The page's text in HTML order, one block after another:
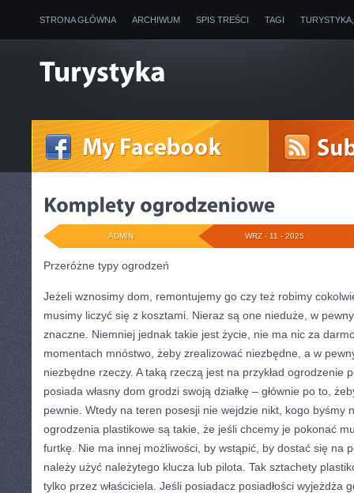
STRONA GŁÓWNA ARCHIWUM SPIS TREŚCI TAGI
WRZ - 11 - 2025
ADMIN
Przeróżne typy ogrodzeń
Jeżeli wznosimy dom, remontujemy go czy też robimy
musimy liczyć się z kosztami. Nieraz są one nieduże, w
znaczne. Niemniej jednak takie jest życie, nie ma nic za
momentach mnóstwo, żeby zrealizować niezbędne, a w
niezbędne rzeczy. A taką rzeczą jest na przykład ogrodzenie
posiada własny dom grodzi swoją działkę – głównie po to,
pewnie. Wtedy na teren posesji nie wejdzie nikt, kogo byśmy
ogrodzenia plastikowe są takie, że jeśli chcemy je pokonać
furtkę. Nie ma innej możliwości, by wstąpić, by dostać się na
należy użyć należytego klucza lub pilota. Tak sztachety
tylko przez właściciela. Jeśli posiadacz posiadłości wyjeżdża